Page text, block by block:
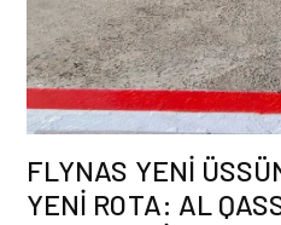
FLYNAS YENİ
YENİ ROTA: AL